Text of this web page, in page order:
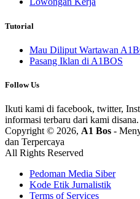
Tutorial
Mau Diliput Wartawan
Pasang Iklan di A1BOS
Follow Us
Ikuti kami di facebook, twitter,
informasi terbaru dari kami disana.
Copyright © 2026, A1 Bos -
dan Terpercaya
All Rights Reserved
Pedoman Media Siber
Kode Etik Jurnalistik
Terms of Services